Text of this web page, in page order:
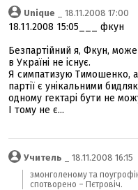
Unique _ 18.11.2008 17:00
18.11.2008 15:05___ фкун
Безпартійний я, Фкун,
в Україні не існує.
Я симпатизую Тимошенко,
партії є унікальними
одному гектарі бути не
І тому не є...
Учитeль _ 18.11.2008 16:15
змонголеному та
спотворено – Пєтровіч.